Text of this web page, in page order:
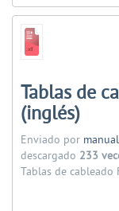
Tablas de
(inglés)
Enviado por
descargado 233
Tablas de cableado